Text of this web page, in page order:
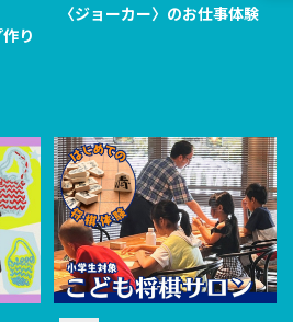
り
〈ジョーカー〉のお仕事体験